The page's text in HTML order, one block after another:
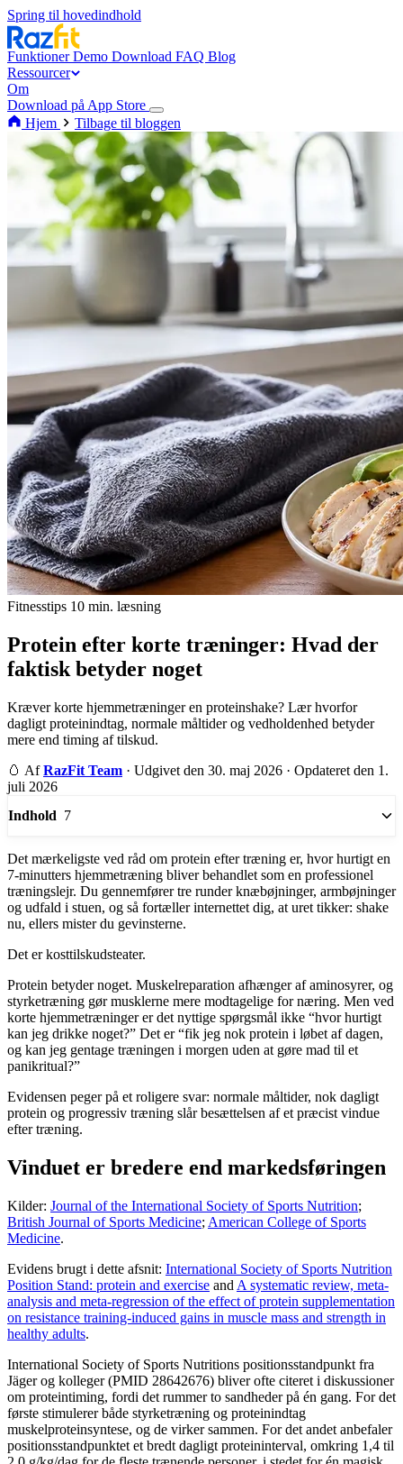
Spring til hovedindhold
FunktionerDemo Download FAQ Blog
Ressourcer
Om
Download på App Store
Hjem
Tilbage til bloggen
Fitnesstips 10 min. læsning
Protein efter korte træninger: Hvad der
faktisk betyder noget
Kræver korte hjemmetræninger en proteinshake? Lær hvorfor
dagligt proteinindtag, normale måltider og vedholdenhed betyder
mere end timing af tilskud.
🥚 AfRazFit Team · Udgivet den 30. maj 2026 · Opdateret den 1.
juli 2026
Indhold 7
Det mærkeligste ved råd om protein efter træning er, hvor hurtigt en
7-minutters hjemmetræning bliver behandlet som en professionel
træningslejr. Du gennemfører tre runder knæbøjninger, armbøjninger
og udfald i stuen, og så fortæller internettet dig, at uret tikker: shake
nu, ellers mister du gevinsterne.
Det er kosttilskudsteater.
Protein betyder noget. Muskelreparation afhænger af aminosyrer, og
styrketræning gør musklerne mere modtagelige for næring. Men ved
korte hjemmetræninger er det nyttige spørgsmål ikke “hvor hurtigt
kan jeg drikke noget?” Det er “fik jeg nok protein i løbet af dagen,
og kan jeg gentage træningen i morgen uden at gøre mad til et
panikritual?”
Evidensen peger på et roligere svar: normale måltider, nok dagligt
protein og progressiv træning slår besættelsen af et præcist vindue
efter træning.
Vinduet er bredere end markedsføringen
Kilder: Journal of the International Society of Sports Nutrition;
British Journal of Sports Medicine; American College of Sports
Medicine.
Evidens brugt i dette afsnit: International Society of Sports Nutrition
Position Stand: protein and exercise and A systematic review, meta-
analysis and meta-regression of the effect of protein supplementation
on resistance training-induced gains in muscle mass and strength in
healthy adults.
International Society of Sports Nutritions positionsstandpunkt fra
Jäger og kolleger (PMID 28642676) bliver ofte citeret i diskussioner
om proteintiming, fordi det rummer to sandheder på én gang. For det
første stimulerer både styrketræning og proteinindtag
muskelproteinsyntese, og de virker sammen. For det andet anbefaler
positionsstandpunktet et bredt dagligt proteininterval, omkring 1,4 til